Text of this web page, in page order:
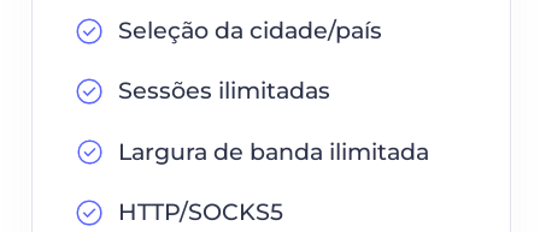
Seleção da cidade/país
Sessões ilimitadas
Largura de banda ilimitada
HTTP/SOCKS5